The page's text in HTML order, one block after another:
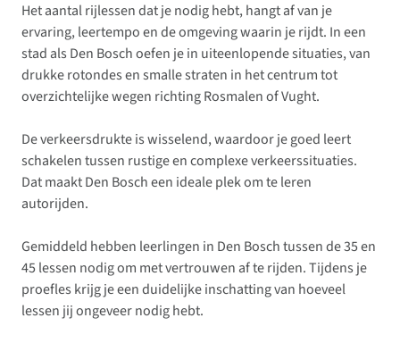
Het aantal rijlessen dat je nodig hebt, hangt af van je
ervaring, leertempo en de omgeving waarin je rijdt. In een
stad als Den Bosch oefen je in uiteenlopende situaties, van
drukke rotondes en smalle straten in het centrum tot
overzichtelijke wegen richting Rosmalen of Vught.
De verkeersdrukte is wisselend, waardoor je goed leert
schakelen tussen rustige en complexe verkeerssituaties.
Dat maakt Den Bosch een ideale plek om te leren
autorijden.
Gemiddeld hebben leerlingen in Den Bosch tussen de 35 en
45 lessen nodig om met vertrouwen af te rijden. Tijdens je
proefles krijg je een duidelijke inschatting van hoeveel
lessen jij ongeveer nodig hebt.